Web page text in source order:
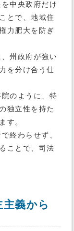
中央政府だけ
とで、地域住
力肥大を防ぎ
州政府が強い
を分け合う仕
のように、特
独立性を持た
す。
終わらせず、
ことで、司法
義から